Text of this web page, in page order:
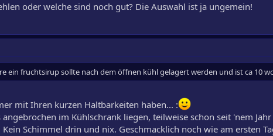
oder welche sind noch gut? Die Auswahl ist ja ungemein!
ein fruchtsirup sollte nach dem öffnen kühl gelagert werden und ist ca 10
mit Ihren kurzen Haltbarkeiten haben... :
im Kühlschrank liegen, teilweise schon seit 'nem
Schimmel drin und nix. Geschmacklich noch wie am ersten